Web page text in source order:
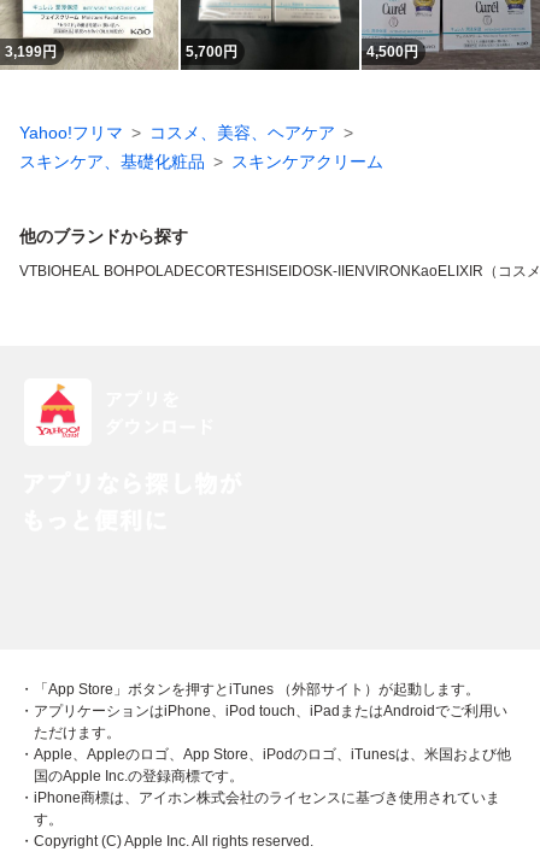
3,199円 5,700円 4,500円
Yahoo!フリマ
コスメ、美容、ヘアケア
スキンケア、基礎化粧品
スキンケアクリーム
他のブランドから探す
VTBIOHEAL BOH POLADECORTESHISEIDOSK-II ENVIRON KaoELIXIR（コス
・「App Store」ボタンを押すとiTunes （外部サイト）が起動します。
・アプリケーションはiPhone、iPod touch、iPadまたはAndroidでご利用い
ただけます。
・Apple、Appleのロゴ、App Store、iPodのロゴ、iTunesは、米国および他
国のApple Inc.の登録商標です。
・iPhone商標は、アイホン株式会社のライセンスに基づき使用されていま
す。
・Copyright (C) Apple Inc. All rights reserved.